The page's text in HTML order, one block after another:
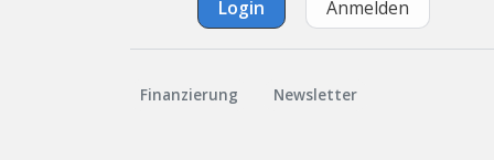
Login Anmelden
Finanzierung Newsletter